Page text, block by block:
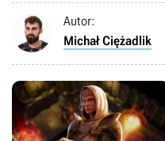
Autor:
Michał Ciężadlik